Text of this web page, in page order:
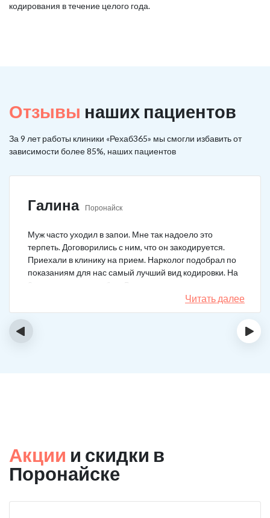
кодирования в течение целого года.
Отзывы наших пациентов
За 9 лет работы клиники «Рехаб365» мы смогли избавить от
зависимости более 85%, наших пациентов
Галина Поронайск
Муж часто уходил в запои. Мне так надоело это
терпеть. Договорились с ним, что он закодируется.
Приехали в клинику на прием. Нарколог подобрал по
показаниям для нас самый лучший вид кодировки. На
3 года поставили рубеж. Вот уже как два года мужа к
Читать далее
‹ ›
Акции и скидки в
Поронайске